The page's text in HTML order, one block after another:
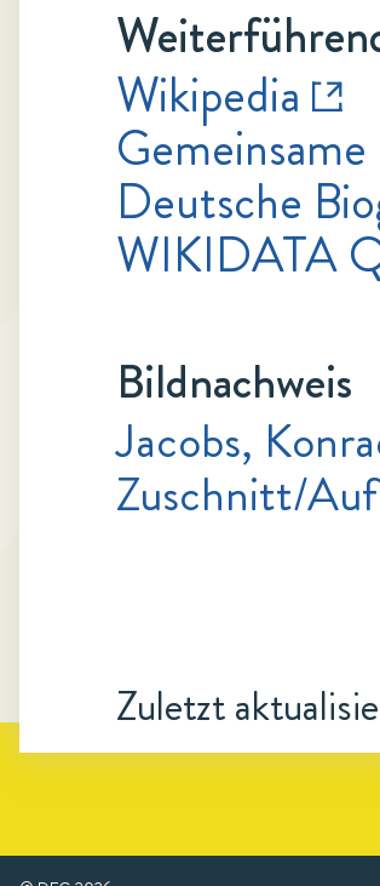
Wikipedia
Deutsche
WIKIDATA
Bildnachweis
Jacobs,
Zuschnitt/
Zuletzt